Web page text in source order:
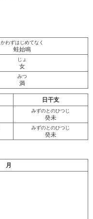
かわずはじめてなく
蛙始鳴
じょ
女
みつ
満
日干支
みずのとのひつじ
癸未
みずのとのひつじ
癸未
月